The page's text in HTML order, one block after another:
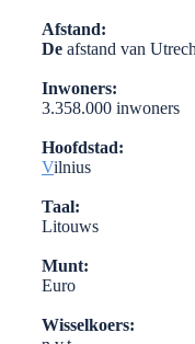
Afstand:
De afstand van
Inwoners:
3.358.000 inwoners
Hoofdstad:
Vilnius
Taal:
Litouws
Munt:
Euro
Wisselkoers: